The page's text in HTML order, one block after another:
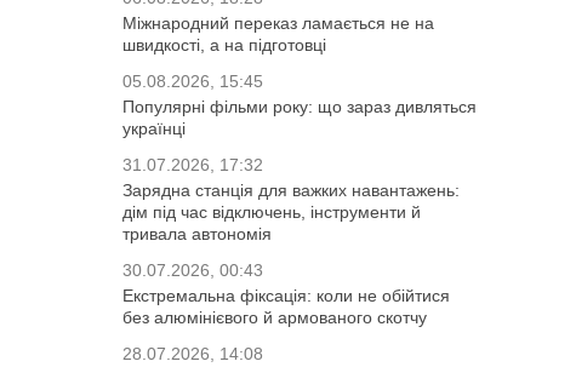
Міжнародний переказ ламається не на
швидкості, а на підготовці
05.08.2026, 15:45
Популярні фільми року: що зараз дивляться
українці
31.07.2026, 17:32
Зарядна станція для важких навантажень:
дім під час відключень, інструменти й
тривала автономія
30.07.2026, 00:43
Екстремальна фіксація: коли не обійтися
без алюмінієвого й армованого скотчу
28.07.2026, 14:08